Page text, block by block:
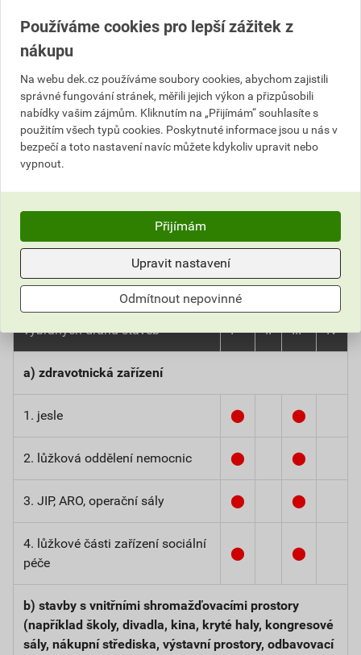
g) elektrická požární signalizace
h) zařízení pro odvod kouře a
tepla
⬤ ⬤
i) posilovači čerpadla požárního
B. Volně vedené vodiče a kabely
zajišťující funkci zařízení, jejichž
chod je při požáru nezbytný k
ochraně osob, zvířat a majetku v
prostorech požárních úseků
vybraných druhů staveb
Druh vodiče nebo
I II III IV
a) zdravotnická zařízení
1. jesle ⬤ ⬤
2. lůžková oddělení nemocnic ⬤ ⬤
3. JIP, ARO, operační sály ⬤ ⬤
4. lůžkové části zařízení sociální
péče
⬤ ⬤
b) stavby s vnitřními shromažďovacími prostory
(například školy, divadla, kina, kryté haly, kongresové
sály, nákupní střediska, výstavní prostory, odbavovací
Používáme cookies pro lepší zážitek z
nákupu
Na webu dek.cz používáme soubory cookies, abychom zajistili
správné fungování stránek, měřili jejich výkon a přizpůsobili
nabídky vašim zájmům. Kliknutím na „Přijímám“ souhlasíte s
použitím všech typů cookies. Poskytnuté informace jsou u nás v
bezpečí a toto nastavení navíc můžete kdykoliv upravit nebo
vypnout.
Přijímám
Upravit nastavení
Odmítnout nepovinné